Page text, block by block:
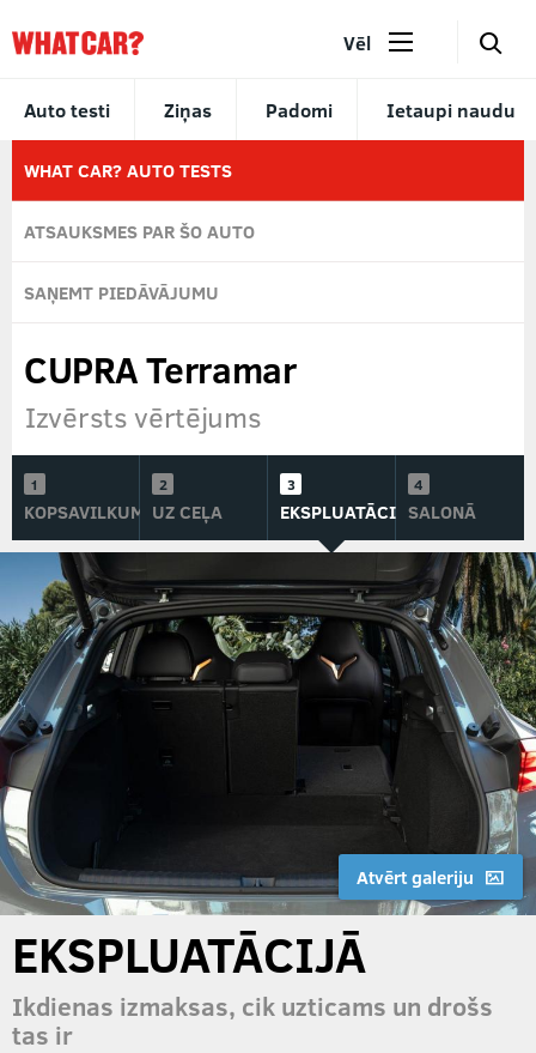
Auto testi Ziņas Padomi Ietaupi naudu
Vēl 🔎
WHAT CAR? AUTO TESTS
ATSAUKSMES PAR ŠO AUTO
SAŅEMT PIEDĀVĀJUMU
CUPRA Terramar
Izvērsts vērtējums
KOPSAVILKUMSUZ CEĻA EKSPLUATĀCIJĀSALONĀ
Atvērt galeriju
EKSPLUATĀCIJĀ
Ikdienas izmaksas, cik uzticams un drošs
tas ir